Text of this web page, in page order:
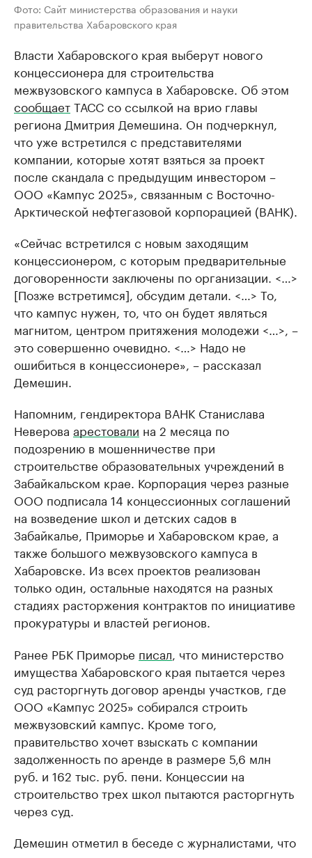
Фото: Сайт министерства образования и науки
правительства Хабаровского края
Власти Хабаровского края выберут нового
концессионера для строительства
межвузовского кампуса в Хабаровске. Об этом
сообщаетТАСС со ссылкой на врио главы
региона Дмитрия Демешина. Он подчеркнул,
что уже встретился с представителями
компании, которые хотят взяться за проект
после скандала с предыдущим инвестором –
ООО «Кампус 2025», связанным с Восточно-
Арктической нефтегазовой корпорацией (ВАНК).
«Сейчас встретился с новым заходящим
концессионером, с которым предварительные
договоренности заключены по организации. <…>
[Позже встретимся], обсудим детали. <…> То,
что кампус нужен, то, что он будет являться
магнитом, центром притяжения молодежи <…>, –
это совершенно очевидно. <…> Надо не
ошибиться в концессионере», – рассказал
Демешин.
Напомним, гендиректора ВАНК Станислава
Неверова арестовали на 2 месяца по
подозрению в мошенничестве при
строительстве образовательных учреждений в
Забайкальском крае. Корпорация через разные
ООО подписала 14 концессионных соглашений
на возведение школ и детских садов в
Забайкалье, Приморье и Хабаровском крае, а
также большого межвузовского кампуса в
Хабаровске. Из всех проектов реализован
только один, остальные находятся на разных
стадиях расторжения контрактов по инициативе
прокуратуры и властей регионов.
Ранее РБК Приморье писал, что министерство
имущества Хабаровского края пытается через
суд расторгнуть договор аренды участков, где
ООО «Кампус 2025» собирался строить
межвузовский кампус. Кроме того,
правительство хочет взыскать с компании
задолженность по аренде в размере 5,6 млн
руб. и 162 тыс. руб. пени. Концессии на
строительство трех школ пытаются расторгнуть
через суд.
Демешин отметил в беседе с журналистами, что